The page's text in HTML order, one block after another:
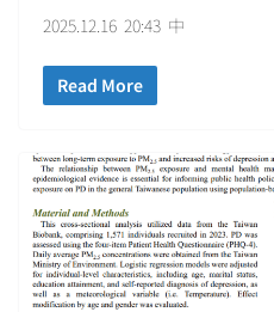
2025.12.16 20:43 中
Read More